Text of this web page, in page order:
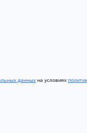
данных на условиях